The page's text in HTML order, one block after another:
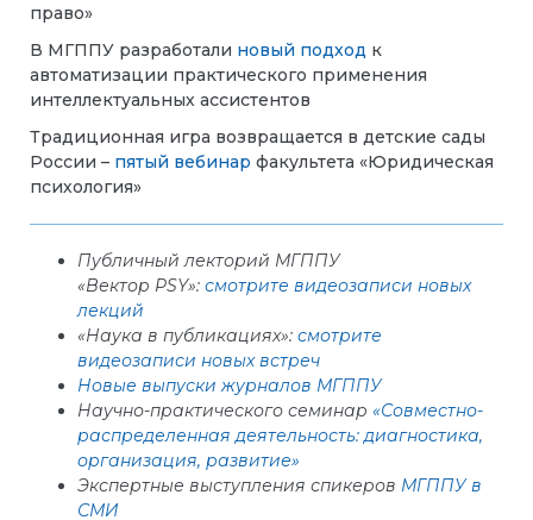
право»
В МГППУ разработали новый подход к
автоматизации практического применения
интеллектуальных ассистентов
Традиционная игра возвращается в детские сады
России – пятый вебинар факультета «Юридическая
психология»
Публичный лекторий МГППУ
«Вектор PSY»: смотрите видеозаписи новых
лекций
«Наука в публикациях»: смотрите
видеозаписи новых встреч
Новые выпуски журналов МГППУ
Научно-практического семинар «Совместно-
распределенная деятельность: диагностика,
организация, развитие»
Экспертные выступления спикеров МГППУ в
СМИ